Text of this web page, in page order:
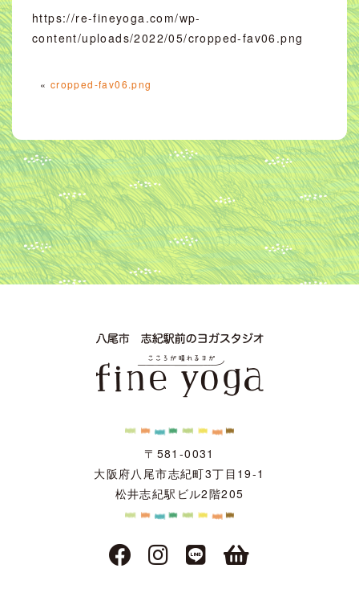
https://re-fineyoga.com/wp-
content/uploads/2022/05/cropped-fav06.png
« cropped-fav06.png
〒581-0031
大阪府八尾市志紀町3丁目19-1
松井志紀駅ビル2階205